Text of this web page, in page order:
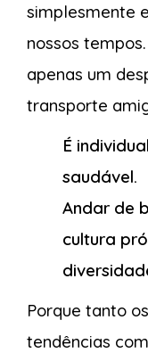
simplesmente
nossos
apenas um
transporte
É
saudável.
Andar de
cultura
Porque tanto
tendências